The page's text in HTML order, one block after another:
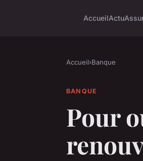
AccueilActu
Accueil›Banque
BANQUE
Pour